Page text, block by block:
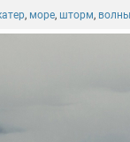
, море, шторм, волны